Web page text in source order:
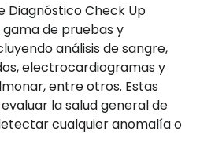
Diagnóstico Check Up
de pruebas y
análisis de sangre,
electrocardiogramas y
entre otros. Estas
la salud general de
cualquier anomalía o